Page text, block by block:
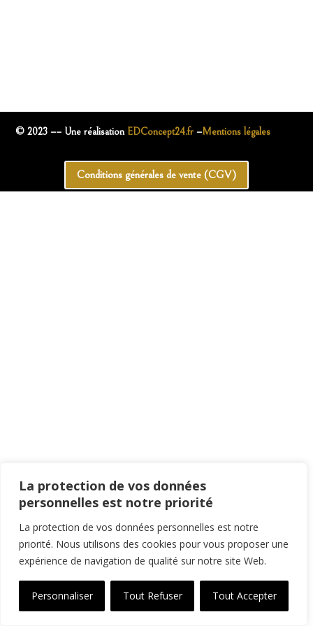
La protection de vos données
personnelles est notre priorité
La protection de vos données personnelles est notre
priorité. Nous utilisons des cookies pour vous proposer une
expérience de navigation de qualité sur notre site Web.
Personnaliser Tout Refuser Tout Accepter
© 2023 –– Une réalisation EDConcept24.fr –Mentions légales
Conditions générales de vente (CGV)
Français